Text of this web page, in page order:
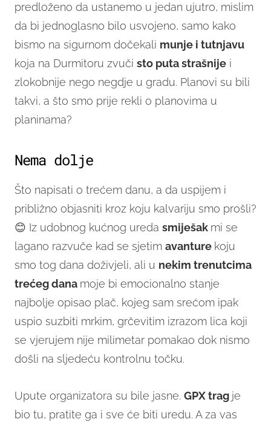
predloženo da ustanemo u jedan ujutro, mislim
da bi jednoglasno bilo usvojeno, samo kako
bismo na sigurnom dočekali munje i tutnjavu
koja na Durmitoru zvuči sto puta strašnije i
zlokobnije nego negdje u gradu. Planovi su bili
takvi, a što smo prije rekli o planovima u
planinama?
Nema dolje
Što napisati o trećem danu, a da uspijem i
približno objasniti kroz koju kalvariju smo prošli?
😊 Iz udobnog kućnog ureda smiješak mi se
lagano razvuče kad se sjetim avanture koju
smo tog dana doživjeli, ali u nekim trenutcima
trećeg dana moje bi emocionalno stanje
najbolje opisao plač, kojeg sam srećom ipak
uspio suzbiti mrkim, grčevitim izrazom lica koji
se vjerujem nije milimetar pomakao dok nismo
došli na sljedeću kontrolnu točku.
Upute organizatora su bile jasne. GPXtrag je
bio tu, pratite ga i sve će biti uredu. A za vas